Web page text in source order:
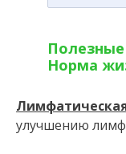
Норма
улучшению